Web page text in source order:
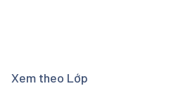
Xem theo Lớp